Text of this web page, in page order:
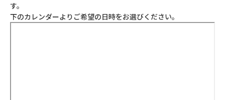
す。
下のカレンダーよりご希望の日時をお選びください。